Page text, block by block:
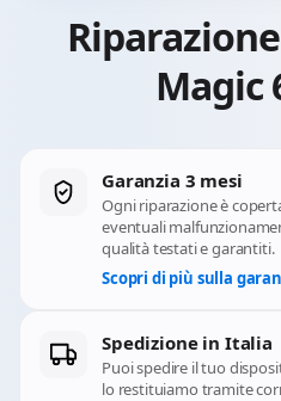
Magic
Garanzia 3 mesi
Ogni riparazione è
eventuali
qualità testati e garantiti.
Scopri di più sulla
Spedizione in Italia
Puoi spedire il tuo
lo restituiamo tramite